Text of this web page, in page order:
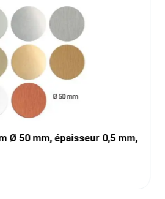
Ø 50 mm, épaisseur 0,5 mm,